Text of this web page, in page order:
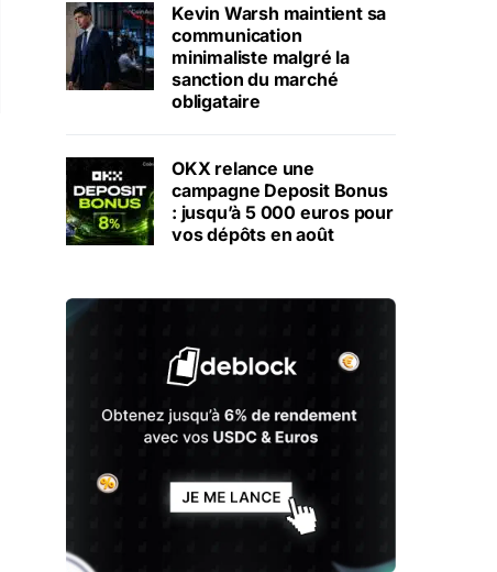
Kevin Warsh maintient sa
communication
minimaliste malgré la
sanction du marché
obligataire
OKX relance une
campagne Deposit Bonus
: jusqu’à 5 000 euros pour
vos dépôts en août